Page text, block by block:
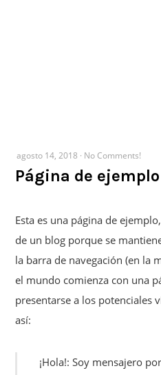
agosto 14, 2018 · No Comments!
Página de ejemplo
Esta es una página de
de un blog porque se
la barra de navegación (en la
el mundo comienza con una
presentarse a los potenciales
así:
¡Hola!: Soy mensajero